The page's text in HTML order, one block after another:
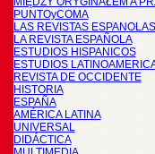
PUNTOyCOMA
LAS REVISTAS ESPANOLAS
LA REVISTA ESPAÑOLA
ESTUDIOS HISPANICOS
ESTUDIOS
REVISTA DE OCCIDENTE
HISTORIA
ESPAÑA
AMÉRICA LATINA
UNIVERSAL
DIDÁCTICA